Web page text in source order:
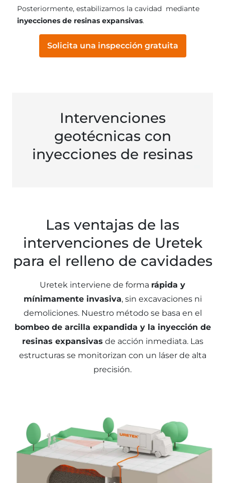
Posteriormente, estabilizamos la cavidad mediante
inyecciones de resinas expansivas.
Solicita una inspección gratuita
Intervenciones
geotécnicas con
inyecciones de resinas
Las ventajas de las
intervenciones de Uretek
para el relleno de cavidades
Uretek interviene de forma rápida y
mínimamente invasiva, sin excavaciones ni
demoliciones. Nuestro método se basa en el
bombeo de arcilla expandida y la inyección de
resinas expansivas de acción inmediata. Las
estructuras se monitorizan con un láser de alta
precisión.